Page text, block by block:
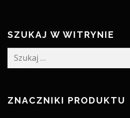
SZUKAJ W WITRYNIE
Szukaj:
ZNACZNIKI PRODUKTU